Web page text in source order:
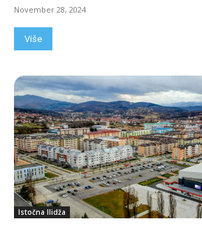
November 28, 2024
Više
Istočna Ilidža